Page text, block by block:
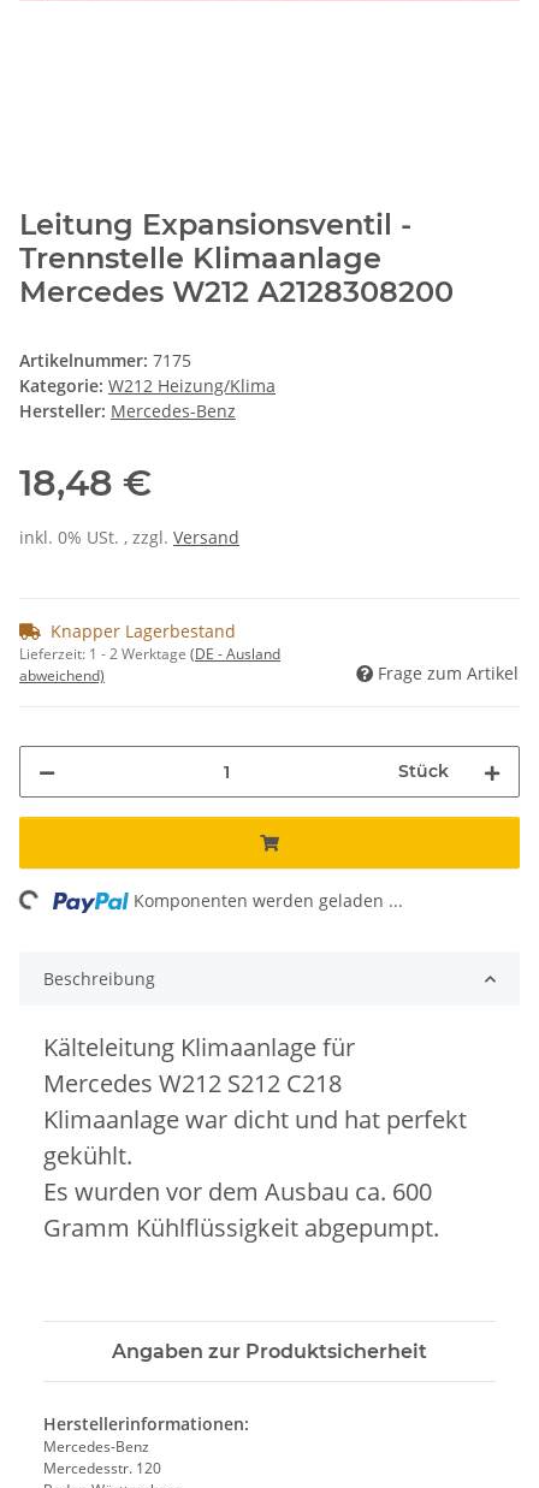
Leitung Expansionsventil -
Trennstelle Klimaanlage
Mercedes W212 A2128308200
Artikelnummer: 7175
Kategorie: W212 Heizung/Klima
Hersteller: Mercedes-Benz
18,48 €
inkl. 0% USt. , zzgl. Versand
Knapper Lagerbestand
Lieferzeit: 1 - 2 Werktage (DE - Ausland
abweichend)
Frage zum Artikel
Stück
Komponenten werden geladen ...
Beschreibung
Kälteleitung Klimaanlage für
Mercedes W212 S212 C218
Klimaanlage war dicht und hat perfekt
gekühlt.
Es wurden vor dem Ausbau ca. 600
Gramm Kühlflüssigkeit abgepumpt.
Angaben zur Produktsicherheit
Herstellerinformationen:
Mercedes-Benz
Mercedesstr. 120